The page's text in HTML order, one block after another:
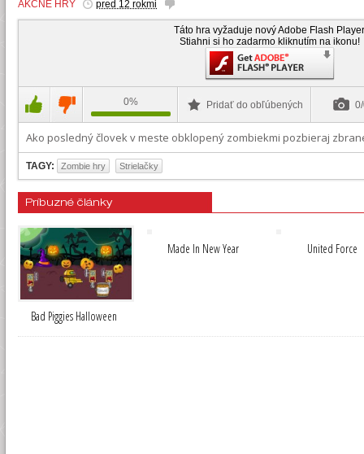
AKČNÉ HRY pred 12 rokmi
Táto hra vyžaduje nový Adobe Flash
Stiahni si ho zadarmo kliknutím na ikonu!
0% Pridať do obľúbených
Ako posledný človek v meste obklopený zombiekmi pozbieraj
TAGY: Zombie hry Strielačky
Príbuzné články
Bad Piggies Halloween
Made In New Year United Force